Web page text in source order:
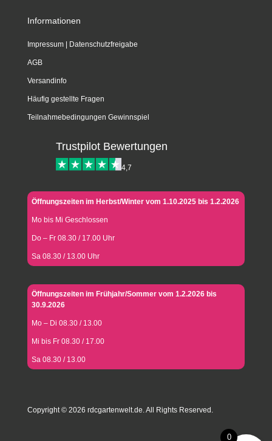
Informationen
Impressum| Datenschutzfreigabe
AGB
Versandinfo
Häufig gestellte Fragen
Teilnahmebedingungen Gewinnspiel
Trustpilot Bewertungen
4,7
Öffnungszeiten im Herbst/Winter vom 1.10.2025 bis 1.2.2026
Mo bis Mi Geschlossen
Do – Fr 08.30 / 17.00 Uhr
Sa 08.30 / 13.00 Uhr
Öffnungszeiten im Frühjahr/Sommer vom 1.2.2026 bis
30.9.2026
Mo – Di 08.30 / 13.00
Mi bis Fr 08.30 / 17.00
Sa 08.30 / 13.00
Copyright © 2026 rdcgartenwelt.de. All Rights Reserved.
0